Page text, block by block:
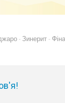
- Зинерит-